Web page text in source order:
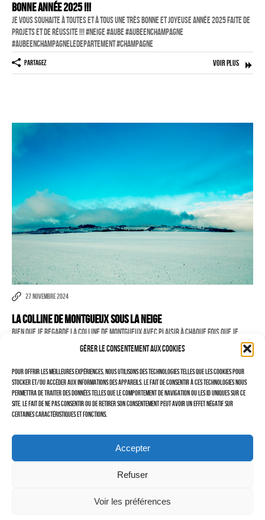
Gérer le consentement aux cookies
Pour offrir les meilleures expériences, nous utilisons des technologies telles que les cookies pour
stocker et/ou accéder aux informations des appareils. Le fait de consentir à ces technologies nous
permettra de traiter des données telles que le comportement de navigation ou les ID uniques sur ce
site. Le fait de ne pas consentir ou de retirer son consentement peut avoir un effet négatif sur
certaines caractéristiques et fonctions.
Accepter
Refuser
Voir les préférences
ÉVÉNEMENT PROFESSIONNEL
BÂTIMENT ET TP
–
Tritptyques
EXPOSITIONS
CARNET DE NOTES (BLOG)
–
CONTACTS
Serveur d’images
Bonne Année 2025 !!!
Je vous souhaite à toutes et à tous une très bonne et joyeuse année 2025 faite de
projets et de réussite !!! #neige #aube #aubeenchampagne
#aubeenchampagneledepartement #champagne
Partagez Voir Plus
27 NOVEMBRE 2024
La colline de Montgueux sous la neige
Bien que je regarde la colline de Montgueux avec plaisir à chaque fois que je
passe devant, c’est la première fois que je m’aperçois qu’on peut la voir dans sa
totalité ! Est-ce le changement de couleur et de contraste qui me l’a révélée ? En
tout cas, ce furtif rayon de soleil perçant la grisaille du matin m’a permis d’en
faire cette …
Partagez Voir Plus